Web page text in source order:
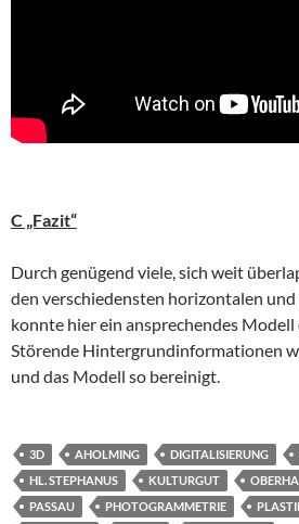
C „Fazit“
Durch genügend viele, sich weit
den verschiedensten horizontalen
konnte hier ein ansprechendes
Störende Hintergrundinformationen
und das Modell so bereinigt.
3D AHOLMING DIGITALISIERUNG
HL. STEPHANUS
KULTURGUT
PASSAU
PHOTOGRAMMETRIE